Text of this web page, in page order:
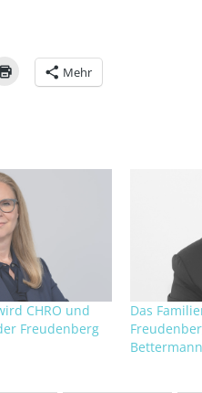
Mehr
CHRO und
Freudenberg
Das
Bettermann